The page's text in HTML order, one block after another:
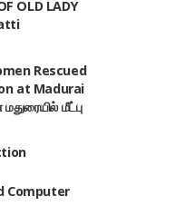
OLD LADY
Rescued
at Madurai
மீட்பு
Computer